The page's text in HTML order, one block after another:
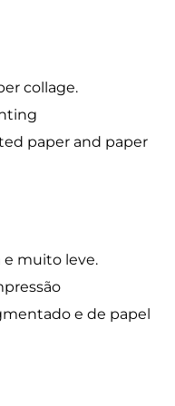
collage.
paper and paper
e muito leve.
e de papel